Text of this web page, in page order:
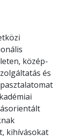
közép-
és
kihívásokat